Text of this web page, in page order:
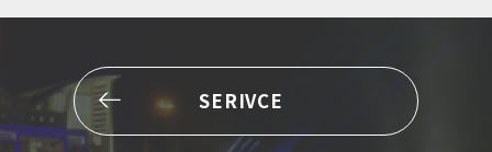
SERIVCE